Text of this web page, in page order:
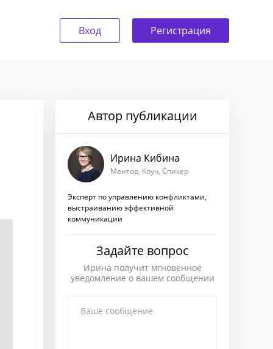
Вход Регистрация
Автор публикации
Ирина Кибина
Ментор, Коуч, Спикер
Эксперт по управлению конфликтами,
выстраиванию эффективной
коммуникации
Задайте вопрос
Ирина получит мгновенное
уведомление о вашем сообщении